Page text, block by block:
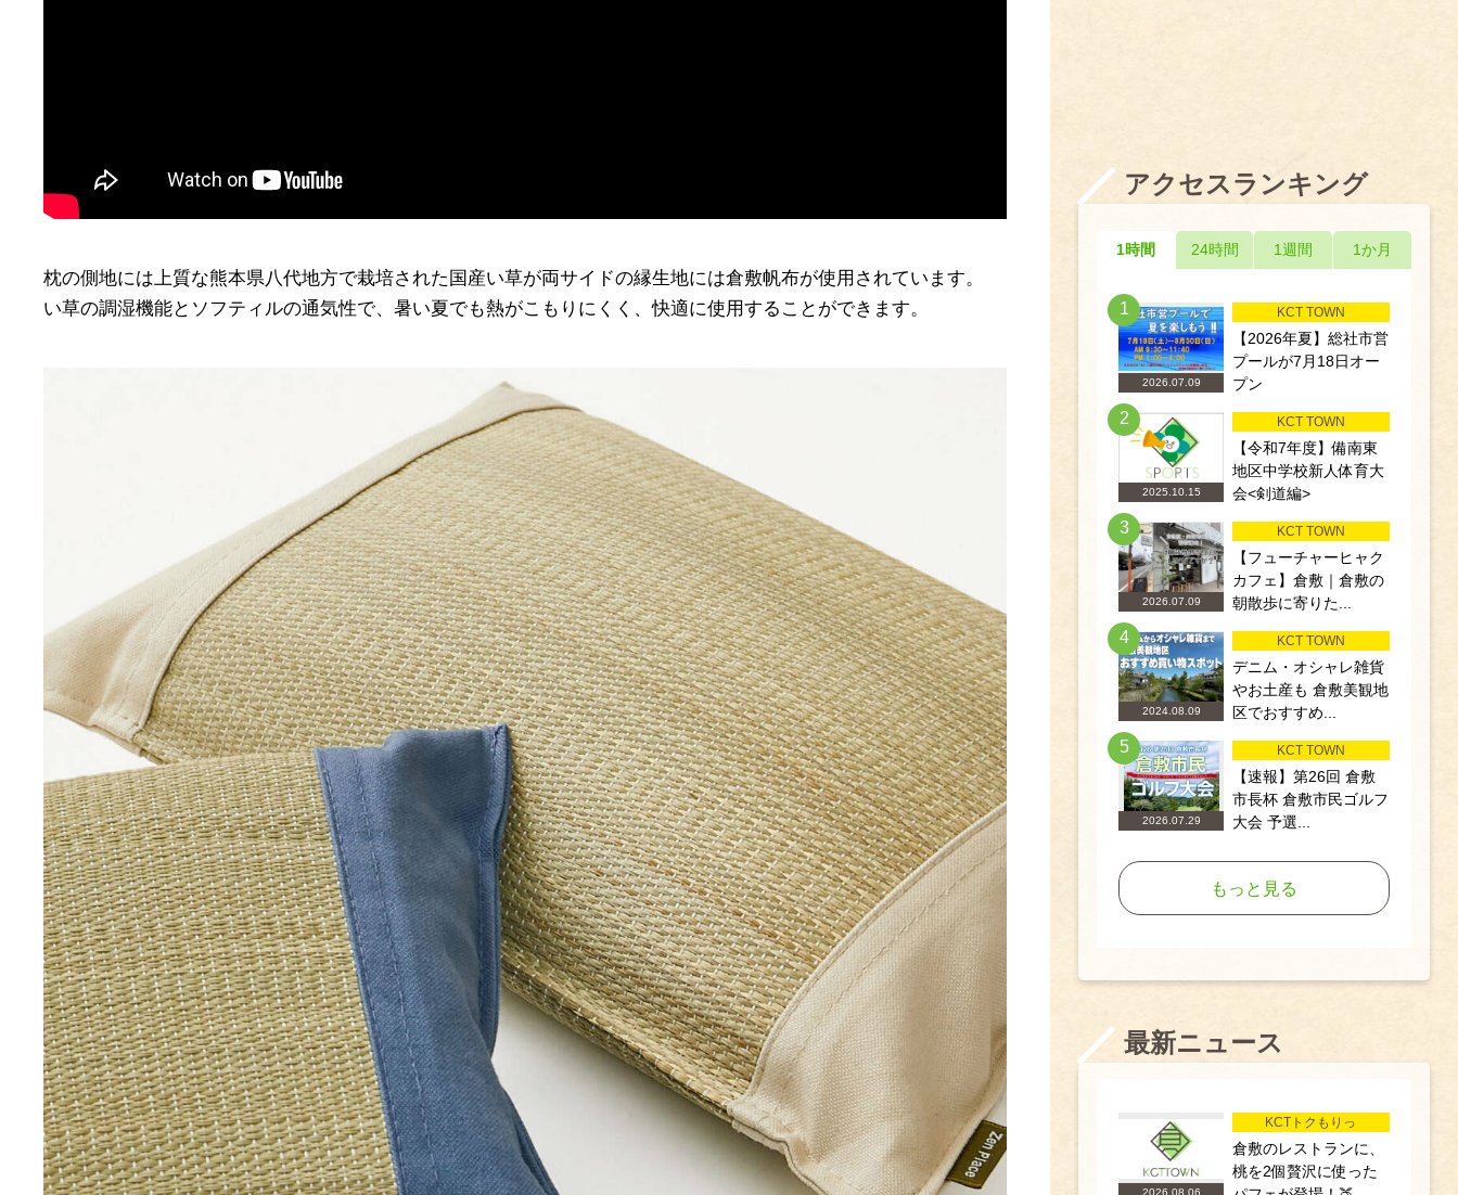
枕の側地には上質な熊本県八代地方で栽培された国産い草が両サイドの縁生地には倉敷帆布が使用されています。
い草の調湿機能とソフティルの通気性で、暑い夏でも熱がこもりにくく、快適に使用することができます。
アクセスランキング
1時間 24時間 1週間 1か月
1
2026.07.09
KCT TOWN
【2026年夏】総社市営
プールが7月18日オー
プン
2
2025.10.15
KCT TOWN
【令和7年度】備南東
地区中学校新人体育大
会<剣道編>
3
2026.07.09
KCT TOWN
【フューチャーヒャク
カフェ】倉敷｜倉敷の
朝散歩に寄りた...
4
2024.08.09
KCT TOWN
デニム・オシャレ雑貨
やお土産も 倉敷美観地
区でおすすめ...
5
2026.07.29
KCT TOWN
【速報】第26回 倉敷
市長杯 倉敷市民ゴルフ
大会 予選...
もっと見る
最新ニュース
KCTトクもりっ
倉敷のレストランに、
桃を2個贅沢に使った